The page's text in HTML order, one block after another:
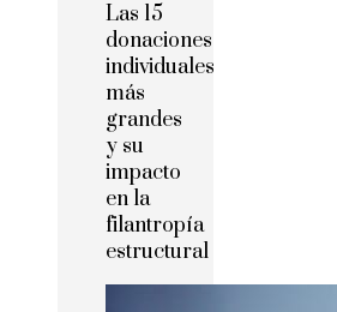
Las 15
donaciones
individuales
más
grandes
y su
impacto
en la
filantropía
estructural